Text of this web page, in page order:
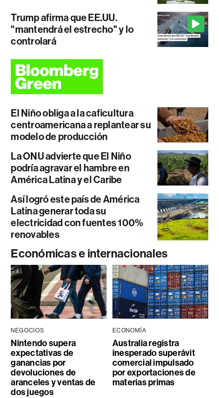
Trump afirma que EE.UU.
"mantendrá el estrecho" y lo
controlará
El Niño obliga a la caficultura
centroamericana a replantear su
modelo de producción
La ONU advierte que El Niño
podría agravar el hambre en
América Latina y el Caribe
Así logró este país de América
Latina generar toda su
electricidad con fuentes 100%
renovables
Económicas e internacionales
NEGOCIOS
Nintendo supera
expectativas de
ganancias por
devoluciones de
aranceles y ventas de
dos juegos
ECONOMÍA
Australia registra
inesperado superávit
comercial impulsado
por exportaciones de
materias primas